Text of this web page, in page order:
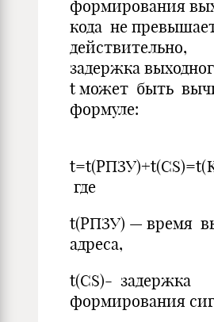
формирования
кода не
действительно,
задержка
t может быть
формуле:
где
t(РПЗУ) — время
адреса,
t(CS)- задержка
формирования